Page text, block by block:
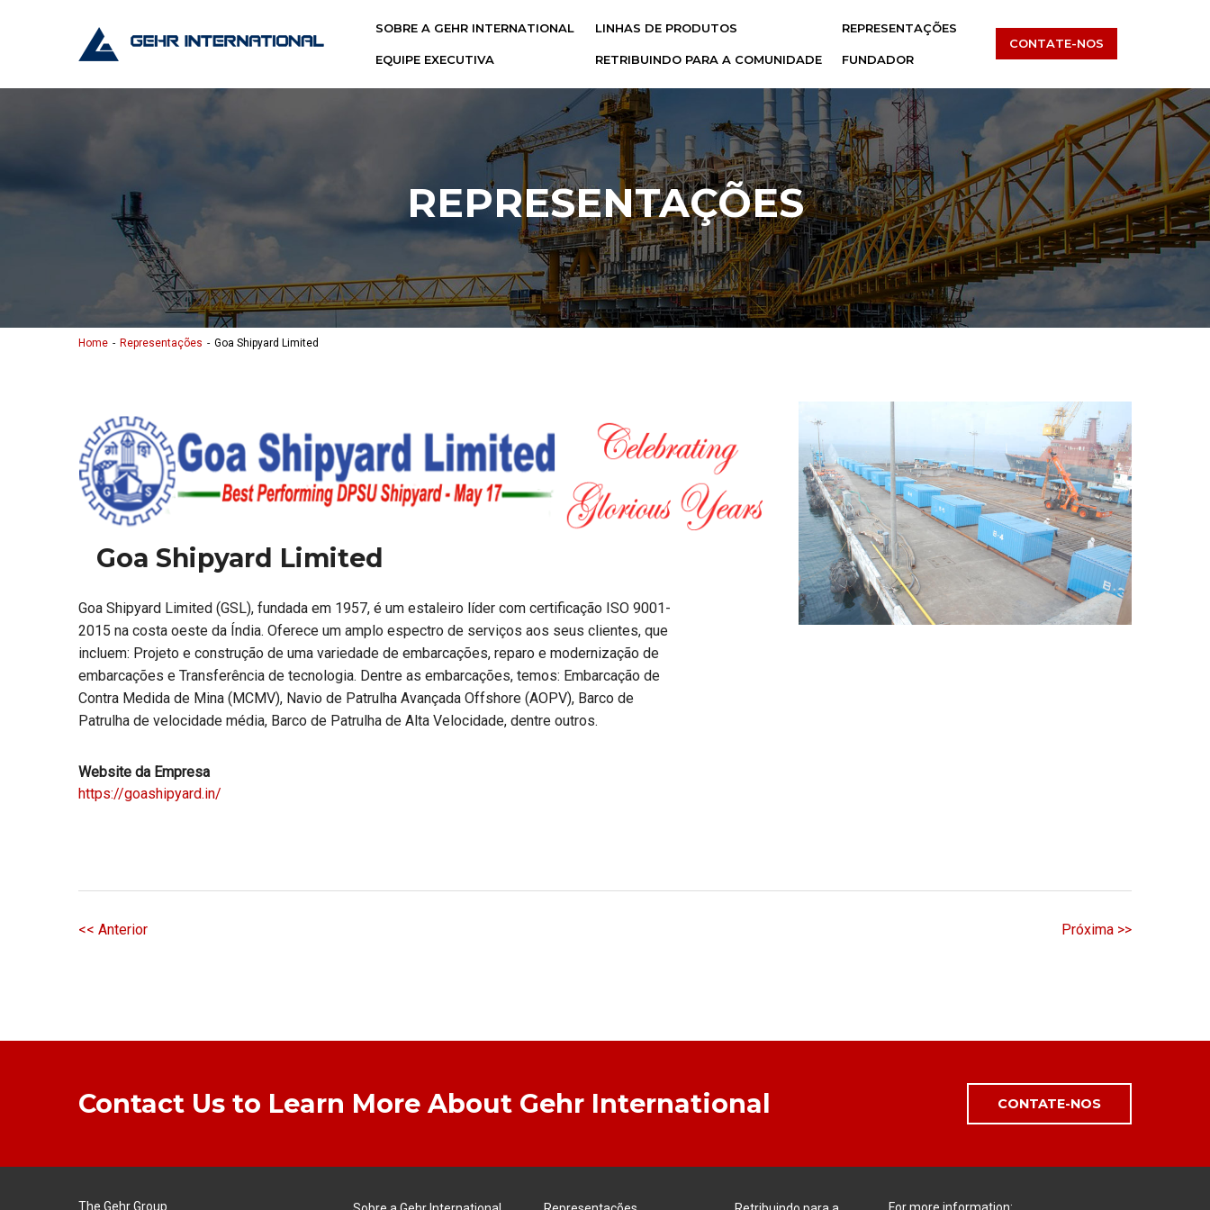
Gehr International
SOBRE A GEHR INTERNATIONAL LINHAS DE PRODUTOS REPRESENTAÇÕES
EQUIPE EXECUTIVA RETRIBUINDO PARA A COMUNIDADE FUNDADOR
CONTATE-NOS
REPRESENTAÇÕES
Home Representações Goa Shipyard Limited
Goa Shipyard Limited
Goa Shipyard Limited (GSL), fundada em 1957, é um estaleiro líder com certificação ISO 9001-
2015 na costa oeste da Índia. Oferece um amplo espectro de serviços aos seus clientes, que
incluem: Projeto e construção de uma variedade de embarcações, reparo e modernização de
embarcações e Transferência de tecnologia. Dentre as embarcações, temos: Embarcação de
Contra Medida de Mina (MCMV), Navio de Patrulha Avançada Offshore (AOPV), Barco de
Patrulha de velocidade média, Barco de Patrulha de Alta Velocidade, dentre outros.
Website da Empresa
https://goashipyard.in/
<< Anterior Próxima >>
Contact Us to Learn More About Gehr International CONTATE-NOS
The Gehr Group